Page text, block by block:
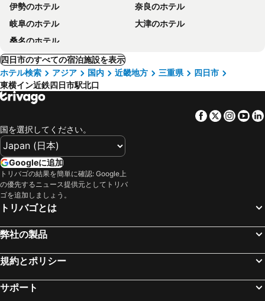
伊勢のホテル
奈良のホテル
岐阜のホテル
大津のホテル
桑名のホテル
四日市のすべての宿泊施設を表示
ホテル検索
アジア 国内 近畿地方 三重県
四日市
東横イン近鉄四日市駅北口
Facebook
Twitter
国を選択してください。
Googleに追加
トリバゴの結果を簡単に確認: Google上
の優先するニュース提供元としてトリバ
ゴを追加しましょう。
トリバゴとは
弊社の製品
規約とポリシー
サポート